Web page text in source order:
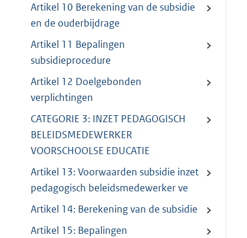
Artikel 10 Berekening van de subsidie
en de ouderbijdrage
Artikel 11 Bepalingen
subsidieprocedure
Artikel 12 Doelgebonden
verplichtingen
CATEGORIE 3: INZET PEDAGOGISCH
BELEIDSMEDEWERKER
VOORSCHOOLSE EDUCATIE
Artikel 13: Voorwaarden subsidie inzet
pedagogisch beleidsmedewerker ve
Artikel 14: Berekening van de subsidie
Artikel 15: Bepalingen